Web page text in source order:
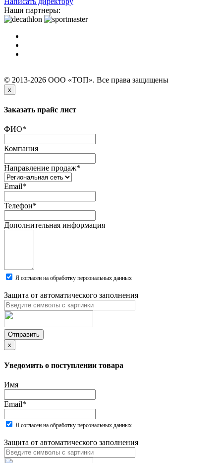
Наши партнеры:
© 2013-2026 ООО «ТОП». Все права защищены
x
Заказать прайс лист
ФИО*
Компания
Направление продаж*
Email*
Телефон*
Дополнительная информация
Я согласен на обработку персональных данных
Защита от автоматического заполнения
Отправить
x
Уведомить о поступлении товара
Имя
Email*
Я согласен на обработку персональных данных
Защита от автоматического заполнения